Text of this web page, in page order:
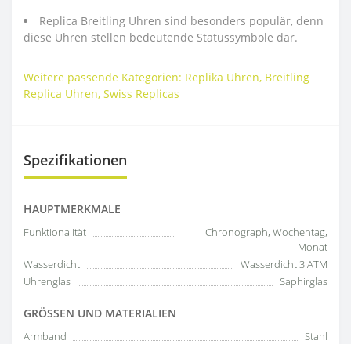
Replica Breitling Uhren sind besonders populär, denn
diese Uhren stellen bedeutende Statussymbole dar.
Weitere passende Kategorien: Replika Uhren, Breitling
Replica Uhren, Swiss Replicas
Spezifikationen
HAUPTMERKMALE
Funktionalität
Chronograph, Wochentag,
Monat
Wasserdicht
Wasserdicht 3 ATM
Uhrenglas
Saphirglas
GRÖSSEN UND MATERIALIEN
Armband
Stahl